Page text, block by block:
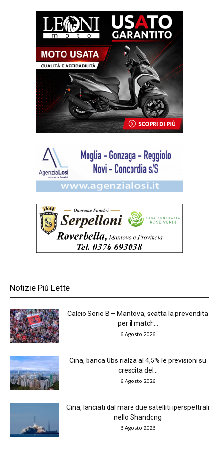
Notizie Più Lette
Calcio Serie B – Mantova, scatta la prevendita
per il match...
6 Agosto 2026
Cina, banca Ubs rialza al 4,5% le previsioni su
crescita del...
6 Agosto 2026
Cina, lanciati dal mare due satelliti iperspettrali
nello Shandong
6 Agosto 2026